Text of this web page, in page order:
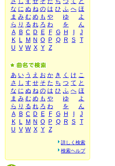
な に ぬ ね の は ひ ふ へ ほ
ま み む め も や ゆ
よ
ら り る れ ろ わ を
ん
A
B C D E F G H
J
K
L M N O P Q R S
T
U V W X Y Z
あ い う え お か き く け こ
さ し す せ そ た ち つ て と
な に ぬ ね の は ひ ふ へ ほ
ま み む め も や ゆ
よ
ら り る れ ろ わ を
ん
A
B C D E F G H
J
K
L M N O P Q R S
T
U V W X Y Z
詳しく検索
検索ヘルプ